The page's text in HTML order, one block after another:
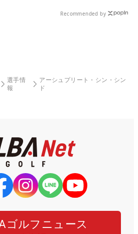
Recommended by
選手情
報
アーシュプリート・シン・シン
ド
ゴルフニュース